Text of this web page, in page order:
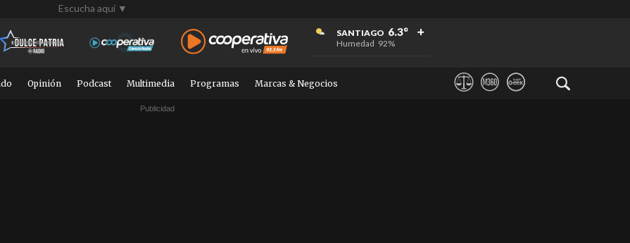
Escucha aquí ▼
SANTIAGO 6.3°
Humedad 92%
+
+
+
Opinión Podcast Multimedia Programas Marcas & Negocios